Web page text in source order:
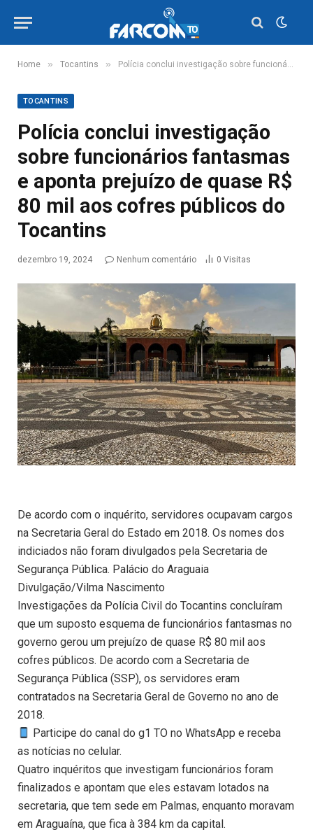
Home » Tocantins » Polícia conclui investigação sobre funcionários fantasmas e aponta prejuízo de quase R$ 80 mil aos cofres públicos do Tocantins
TOCANTINS
Polícia conclui investigação
sobre funcionários fantasmas
e aponta prejuízo de quase R$
80 mil aos cofres públicos do
Tocantins
dezembro 19, 2024 Nenhum comentário 0 Visitas
De acordo com o inquérito, servidores ocupavam cargos
na Secretaria Geral do Estado em 2018. Os nomes dos
indiciados não foram divulgados pela Secretaria de
Segurança Pública. Palácio do Araguaia
Divulgação/Vilma Nascimento
Investigações da Polícia Civil do Tocantins concluíram
que um suposto esquema de funcionários fantasmas no
governo gerou um prejuízo de quase R$ 80 mil aos
cofres públicos. De acordo com a Secretaria de
Segurança Pública (SSP), os servidores eram
contratados na Secretaria Geral de Governo no ano de
2018.
Participe do canal do g1 TO no WhatsApp e receba
as notícias no celular.
Quatro inquéritos que investigam funcionários foram
finalizados e apontam que eles estavam lotados na
secretaria, que tem sede em Palmas, enquanto moravam
em Araguaína, que fica à 384 km da capital.